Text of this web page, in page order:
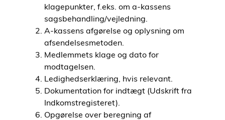
klagepunkter, f.eks. om a-kassens
sagsbehandling/vejledning.
A-kassens afgørelse og oplysning om
afsendelsesmetoden.
Medlemmets klage og dato for
modtagelsen.
Ledighedserklæring, hvis relevant.
Dokumentation for indtægt (Udskrift fra
Indkomstregisteret).
Opgørelse over beregning af